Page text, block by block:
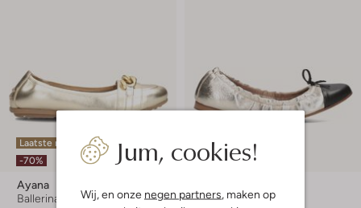
Jum, cookies!
Wij, en onze negen partners , maken op
Laatste maten
-70%
Ayana
Ballerina's
-70%
Ballerina's